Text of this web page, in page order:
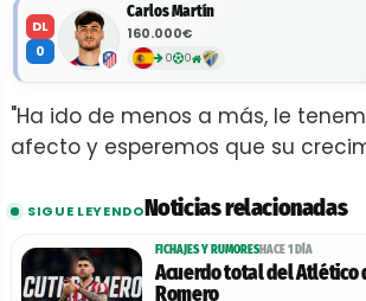
DL
0
Carlos Martín
160.000€
0 0
"Ha ido de menos a más, le
afecto y esperemos que su
SIGUE LEYENDONoticias relacionadas
FICHAJES Y RUMORESHACE 1 DÍA
Acuerdo total del Atlético
Romero